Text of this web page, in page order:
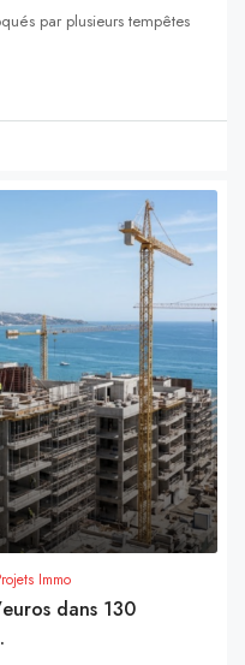
par plusieurs tempêtes
Immo
dans 130